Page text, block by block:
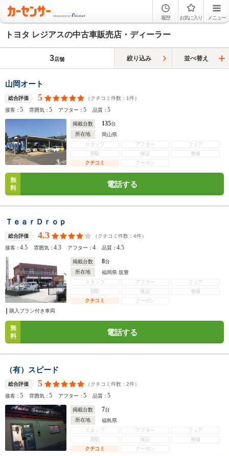
履歴 お気に入り メニュー
トヨタ レジアスの中古車販売店・ディーラー
3店舗 絞り込み 並べ替え
山岡オート
総合評価 5 （クチコミ件数： 1件）
接客：5 雰囲気：5 アフター：5 品質：5
掲載台数 135台
所在地
岡山県
スタッフ
アフター
フェア
買取
保証
整備
クチコミ
クーポン
無
料
電話する
ＴｅａｒＤｒｏｐ
総合評価 4.3 （クチコミ件数： 4件）
接客：4.5 雰囲気：4.3 アフター：4 品質：4.5
掲載台数 8台
所在地
福岡県 筑豊
スタッフ
アフター
フェア
買取
保証
整備
クチコミ
クーポン
購入プラン付き車両
無
料
電話する
（有）スピード
総合評価 5 （クチコミ件数： 2件）
接客：5 雰囲気：5 アフター：5 品質：5
掲載台数 7台
所在地
福島県
スタッフ
アフター
フェア
買取
保証
整備
クチコミ
クーポン